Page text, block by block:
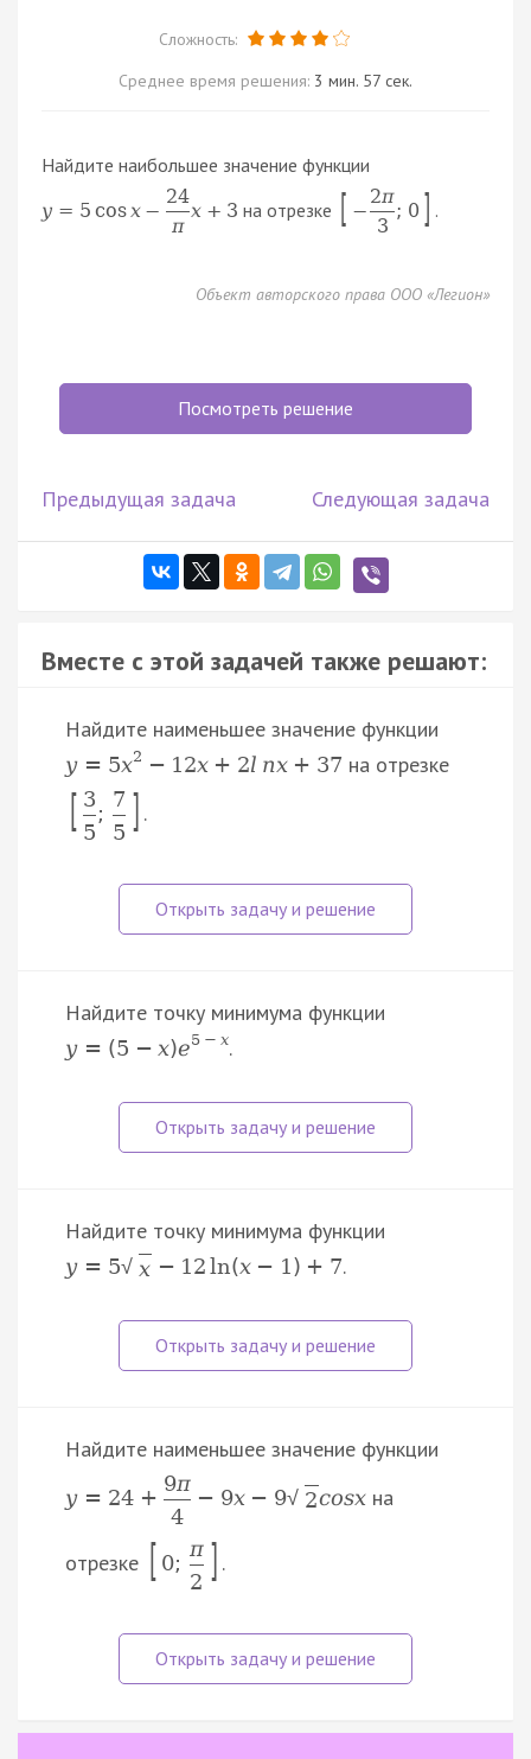
Сложность:
Среднее время решения: 3 мин. 57 сек.
Найдите наибольшее значение функции
y = 5 cos x −
24
π
x + 3 на отрезке [ −
2π
3
; 0 ] .
Объект авторского права ООО «Легион»
Посмотреть решение
Предыдущая задача Следующая задача
Вместе с этой задачей также решают:
Найдите наименьшее значение функции
y = 5x2 − 12x + 2l nx + 37на отрезке
[ 3
5
;
7
5 ] .
Найдите точку минимума функции
y = (5 − x)e5 − x.
Найдите точку минимума функции
y = 5√ x − 12ln(x − 1 ) + 7.
Найдите наименьшее значение функции
y = 24 +
9π
4
− 9x − 9√ 2cosxна
отрезке [ 0;
π
2 ] .